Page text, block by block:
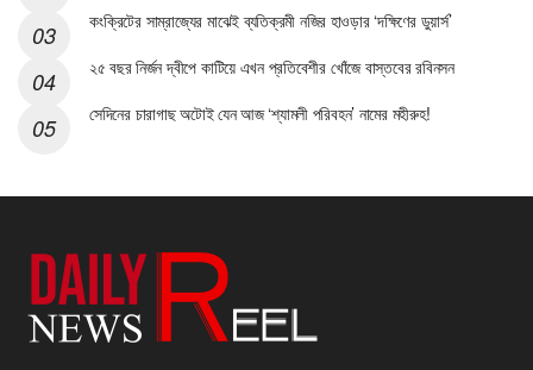
কংক্রিটের সাম্রাজ্যের মাঝেই ব্যতিক্রমী নজির হাওড়ার ‘দক্ষিণের ডুয়ার্স’
২৫ বছর নির্জন দ্বীপে কাটিয়ে এখন প্রতিবেশীর খোঁজে বাস্তবের রবিনসন
সেদিনের চারাগাছ অটোই যেন আজ ‘শ্যামলী পরিবহন’ নামের মহীরুহ!